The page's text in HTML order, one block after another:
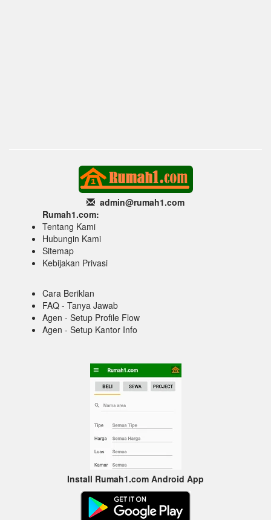
admin@rumah1.com
Rumah1.com:
Tentang Kami
Hubungin Kami
Sitemap
Kebijakan Privasi
Cara Beriklan
FAQ - Tanya Jawab
Agen - Setup Profile Flow
Agen - Setup Kantor Info
Install Rumah1.com Android App